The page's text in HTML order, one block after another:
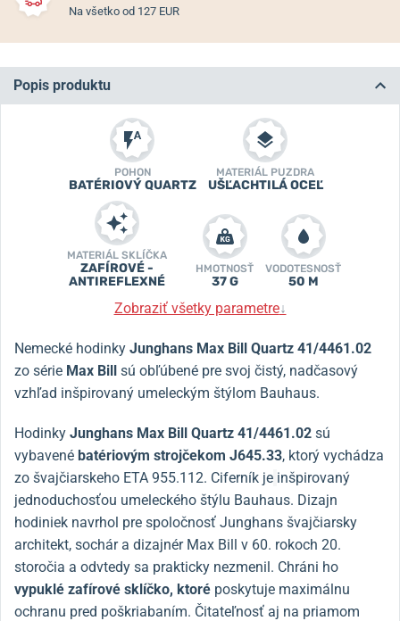
Na všetko od 127 EUR
Popis produktu
POHON
BATÉRIOVÝ QUARTZ
MATERIÁL PUZDRA
UŠĽACHTILÁ OCEĽ
MATERIÁL SKLÍČKA
ZAFÍROVÉ -
ANTIREFLEXNÉ
HMOTNOSŤ
37 G
VODOTESNOSŤ
50 M
Zobraziť všetky parametre↓
Nemecké hodinky Junghans Max Bill Quartz 41/4461.02
zo série Max Bill sú obľúbené pre svoj čistý, nadčasový
vzhľad inšpirovaný umeleckým štýlom Bauhaus.
Hodinky Junghans Max Bill Quartz 41/4461.02 sú
vybavené batériovým strojčekom J645.33, ktorý vychádza
zo švajčiarskeho ETA 955.112. Ciferník je inšpirovaný
jednoduchosťou umeleckého štýlu Bauhaus. Dizajn
hodiniek navrhol pre spoločnosť Junghans švajčiarsky
architekt, sochár a dizajnér Max Bill v 60. rokoch 20.
storočia a odvtedy sa prakticky nezmenil. Chráni ho
vypuklé zafírové sklíčko, ktoré poskytuje maximálnu
ochranu pred poškriabaním. Čitateľnosť aj na priamom